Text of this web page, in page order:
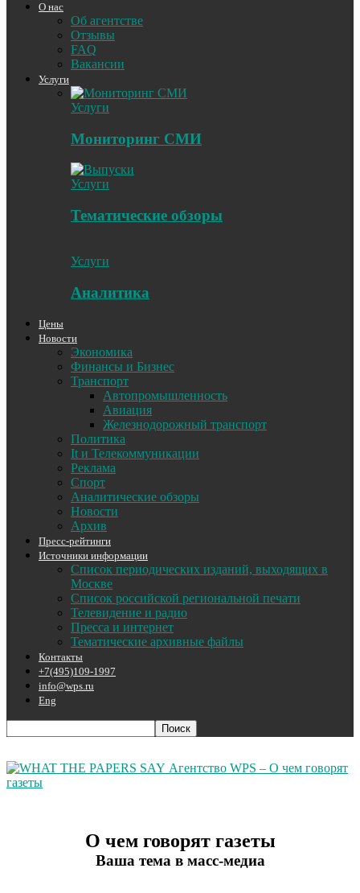
О нас
Об агентстве
Отзывы
FAQ
Вакансии
Услуги
Услуги
Мониторинг СМИ
Услуги
Тематические обзоры
Услуги
Аналитика
Цены
Новости
Экономика
Финансы и Бизнес
Транспорт
Автопромышленность
Авиация
Железнодорожный транспорт
Политика
It и Телекоммуникации
Реклама
Спорт
Аналитические обзоры
Новости
Архив
Пресс-рейтинги
Источники информации
Список периодических изданий, выходящих в
Москве
Список российской региональной печати
Телевидение и радио
Пресса и интернет
Тематические архивные файлы
Контакты
+7(495)109-1997
info@wps.ru
Eng
Агентство WPS – О чем говорят
газеты
О чем говорят газеты
Ваша тема в масс-медиа